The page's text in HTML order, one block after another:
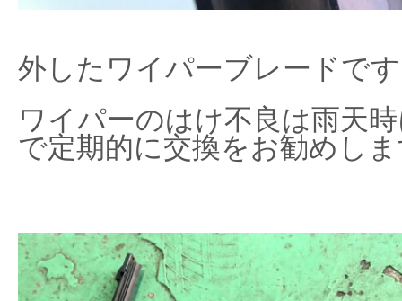
外したワイパーブレードで
ワイパーのはけ不良は雨天
で定期的に交換をお勧めし